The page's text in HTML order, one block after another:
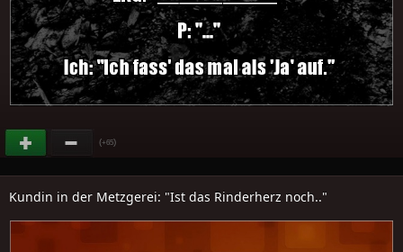
(+65)
Kundin in der Metzgerei: "Ist das Rinderherz noch.."